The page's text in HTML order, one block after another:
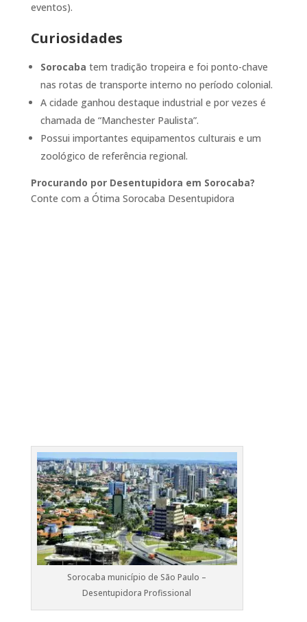
eventos).
Curiosidades
Sorocaba tem tradição tropeira e foi ponto-chave
nas rotas de transporte interno no período colonial.
A cidade ganhou destaque industrial e por vezes é
chamada de “Manchester Paulista”.
Possui importantes equipamentos culturais e um
zoológico de referência regional.
Procurando por Desentupidora em Sorocaba?
Conte com a Ótima Sorocaba Desentupidora
Sorocaba município de São Paulo –
Desentupidora Profissional